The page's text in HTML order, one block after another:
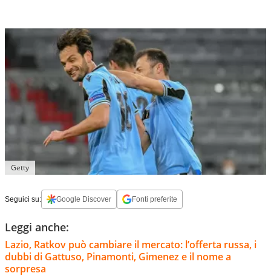
Getty
Seguici su: Google Discover Fonti preferite
Leggi anche:
Lazio, Ratkov può cambiare il mercato: l’offerta russa, i
dubbi di Gattuso, Pinamonti, Gimenez e il nome a
sorpresa